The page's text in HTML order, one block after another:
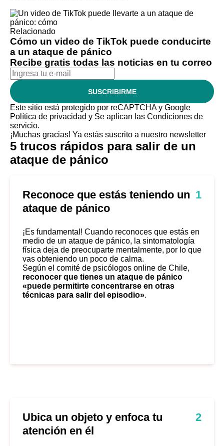
Relacionado
Cómo un video de TikTok puede conducirte
a un ataque de pánico
Recibe gratis todas las noticias en tu correo
SUSCRIBIRME
Este sitio está protegido por reCAPTCHA y Google
Política de privacidad y Se aplican las Condiciones de
servicio.
¡Muchas gracias! Ya estás suscrito a nuestro newsletter
5 trucos rápidos para salir de un
ataque de pánico
Reconoce que estás teniendo un
ataque de pánico
1
¡Es fundamental! Cuando reconoces que estás en
medio de un ataque de pánico, la sintomatología
física deja de preocuparte mentalmente, por lo que
vas obteniendo un poco de calma.
Según el comité de psicólogos online de Chile,
reconocer que tienes un ataque de pánico
«puede permitirte concentrarse en otras
técnicas para salir del episodio».
Ubica un objeto y enfoca tu
atención en él
2